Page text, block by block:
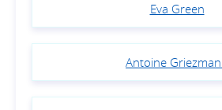
Eva Green
Antoine